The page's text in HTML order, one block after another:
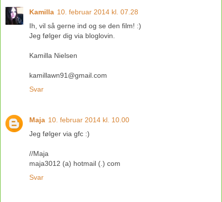
Kamilla 10. februar 2014 kl. 07.28
Ih, vil så gerne ind og se den film! :)
Jeg følger dig via bloglovin.
Kamilla Nielsen
kamillawn91@gmail.com
Svar
Maja 10. februar 2014 kl. 10.00
Jeg følger via gfc :)
//Maja
maja3012 (a) hotmail (.) com
Svar